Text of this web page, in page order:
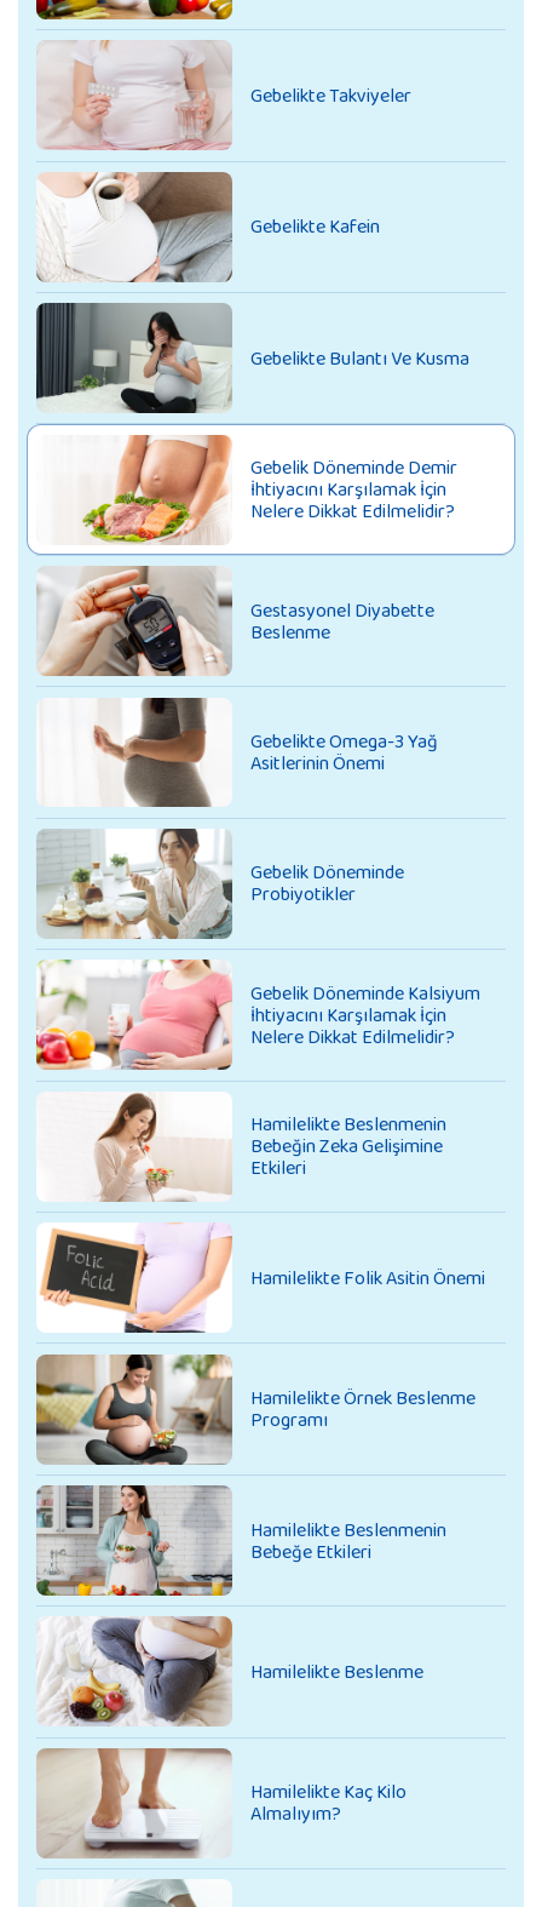
Gebelikte Takviyeler
Gebelikte Kafein
Gebelikte Bulantı Ve Kusma
Gebelik Döneminde Demir
İhtiyacını Karşılamak İçin
Nelere Dikkat Edilmelidir?
Gestasyonel Diyabette
Beslenme
Gebelikte Omega-3 Yağ
Asitlerinin Önemi
Gebelik Döneminde
Probiyotikler
Gebelik Döneminde Kalsiyum
İhtiyacını Karşılamak İçin
Nelere Dikkat Edilmelidir?
Hamilelikte Beslenmenin
Bebeğin Zeka Gelişimine
Etkileri
Hamilelikte Folik Asitin Önemi
Hamilelikte Örnek Beslenme
Programı
Hamilelikte Beslenmenin
Bebeğe Etkileri
Hamilelikte Beslenme
Hamilelikte Kaç Kilo
Almalıyım?